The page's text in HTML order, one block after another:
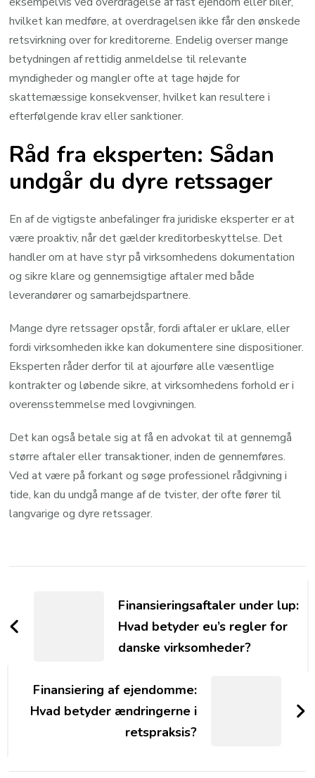
hvilket kan medføre, at overdragelsen ikke får den ønskede
retsvirkning over for kreditorerne. Endelig overser mange
betydningen af rettidig anmeldelse til relevante
myndigheder og mangler ofte at tage højde for
skattemæssige konsekvenser, hvilket kan resultere i
efterfølgende krav eller sanktioner.
Råd fra eksperten: Sådan
undgår du dyre retssager
En af de vigtigste anbefalinger fra juridiske eksperter er at
være proaktiv, når det gælder kreditorbeskyttelse. Det
handler om at have styr på virksomhedens dokumentation
og sikre klare og gennemsigtige aftaler med både
leverandører og samarbejdspartnere.
Mange dyre retssager opstår, fordi aftaler er uklare, eller
fordi virksomheden ikke kan dokumentere sine dispositioner.
Eksperten råder derfor til at ajourføre alle væsentlige
kontrakter og løbende sikre, at virksomhedens forhold er i
overensstemmelse med lovgivningen.
Det kan også betale sig at få en advokat til at gennemgå
større aftaler eller transaktioner, inden de gennemføres.
Ved at være på forkant og søge professionel rådgivning i
tide, kan du undgå mange af de tvister, der ofte fører til
langvarige og dyre retssager.
NavigationFinansieringsaftaler under lup:
Hvad betyder eu’s regler for
danske virksomheder?
Finansiering af ejendomme:
Hvad betyder ændringerne i
retspraksis?